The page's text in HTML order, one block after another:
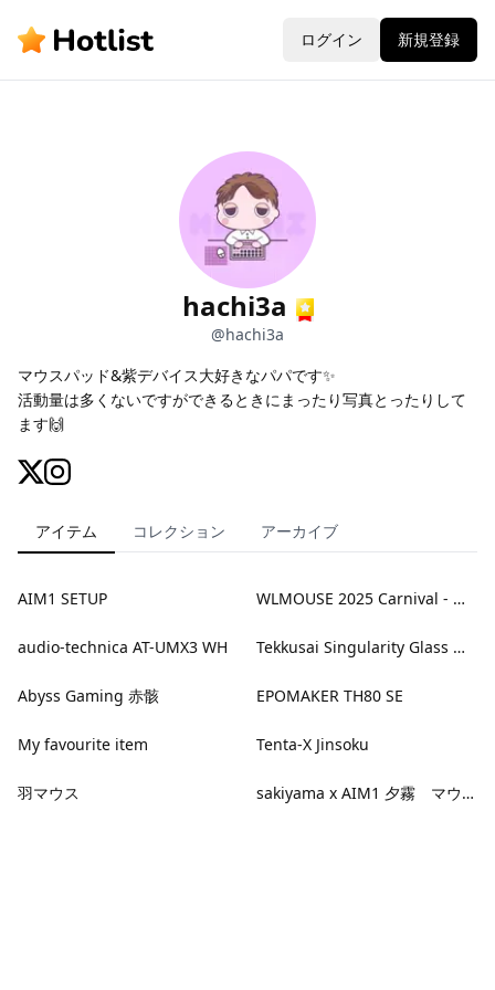
ログイン 新規登録
hachi3a
@hachi3a
マウスパッド&紫デバイス大好きなパパです✨
活動量は多くないですができるときにまったり写真とったりして
ます🙌
アイテム コレクション アーカイブ
AIM1 SETUP WLMOUSE 2025 Carnival - Meow² -
audio-technica AT-UMX3 WH Tekkusai Singularity Glass Mousepad
Abyss Gaming 赤骸 EPOMAKER TH80 SE
My favourite item Tenta-X Jinsoku
羽マウス sakiyama x AIM1 夕霧 マウスパッド